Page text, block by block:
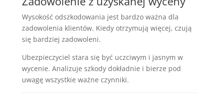
Wysokość odszkodowania jest bardzo ważna dla
zadowolenia klientów. Kiedy otrzymują więcej, czują
się bardziej zadowoleni.
Ubezpieczyciel stara się być uczciwym i jasnym w
wycenie. Analizuje szkody dokładnie i bierze pod
uwagę wszystkie ważne czynniki.